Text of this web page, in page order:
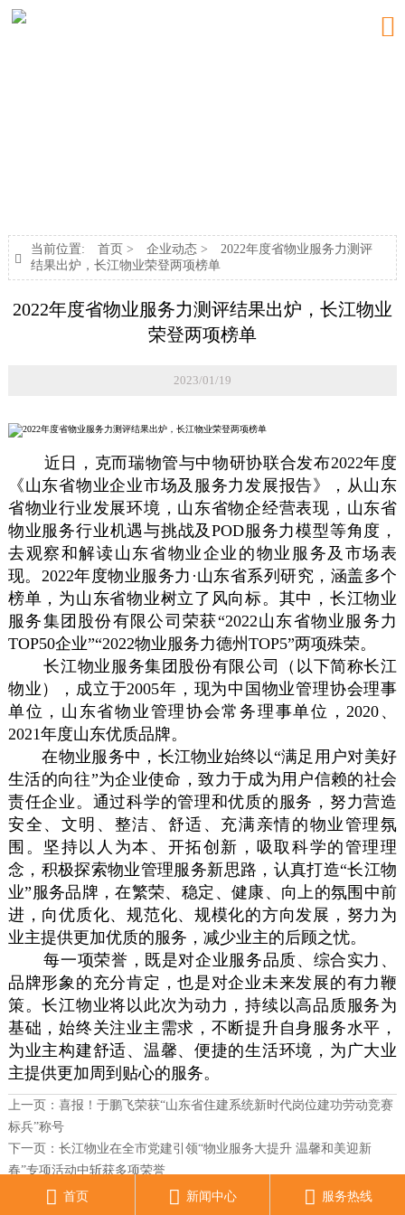


当前位置: 首页 > 企业动态>
2022年度省物业服务力测评
结果出炉，长江物业荣登两项榜单
2022年度省物业服务力测评结果出炉，长江物业
荣登两项榜单
2023/01/19
近日，克而瑞物管与中物研协联合发布2022年度
《山东省物业企业市场及服务力发展报告》，从山东
省物业行业发展环境，山东省物企经营表现，山东省
物业服务行业机遇与挑战及POD服务力模型等角度，
去观察和解读山东省物业企业的物业服务及市场表
现。2022年度物业服务力·山东省系列研究，涵盖多个
榜单，为山东省物业树立了风向标。其中，长江物业
服务集团股份有限公司荣获“2022山东省物业服务力
TOP50企业”“2022物业服务力德州TOP5”两项殊荣。
长江物业服务集团股份有限公司（以下简称长江
物业），成立于2005年，现为中国物业管理协会理事
单位，山东省物业管理协会常务理事单位，2020、
2021年度山东优质品牌。
在物业服务中，长江物业始终以“满足用户对美好
生活的向往”为企业使命，致力于成为用户信赖的社会
责任企业。通过科学的管理和优质的服务，努力营造
安全、文明、整洁、舒适、充满亲情的物业管理氛
围。坚持以人为本、开拓创新，吸取科学的管理理
念，积极探索物业管理服务新思路，认真打造“长江物
业”服务品牌，在繁荣、稳定、健康、向上的氛围中前
进，向优质化、规范化、规模化的方向发展，努力为
业主提供更加优质的服务，减少业主的后顾之忧。
每一项荣誉，既是对企业服务品质、综合实力、
品牌形象的充分肯定，也是对企业未来发展的有力鞭
策。长江物业将以此次为动力，持续以高品质服务为
基础，始终关注业主需求，不断提升自身服务水平，
为业主构建舒适、温馨、便捷的生活环境，为广大业
主提供更加周到贴心的服务。
上一页： 喜报！于鹏飞荣获“山东省住建系统新时代岗位建功劳动竞赛
标兵”称号
下一页： 长江物业在全市党建引领“物业服务大提升 温馨和美迎新
春”专项活动中斩获多项荣誉
 首页  新闻中心  服务热线